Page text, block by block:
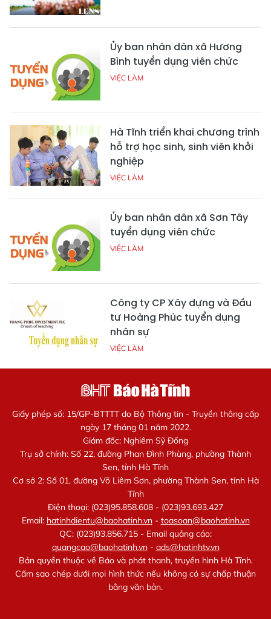
Ủy ban nhân dân xã Hương
Bình tuyển dụng viên chức
VIỆC LÀM
Hà Tĩnh triển khai chương trình
hỗ trợ học sinh, sinh viên khởi
nghiệp
VIỆC LÀM
Ủy ban nhân dân xã Sơn Tây
tuyển dụng viên chức
VIỆC LÀM
Công ty CP Xây dựng và Đầu
tư Hoàng Phúc tuyển dụng
nhân sự
VIỆC LÀM
Giấy phép số: 15/GP-BTTTT do Bộ Thông tin - Truyền thông cấp
ngày 17 tháng 01 năm 2022.
Giám đốc: Nghiêm Sỹ Đống
Trụ sở chính: Số 22, đường Phan Đình Phùng, phường Thành
Sen, tỉnh Hà Tĩnh
Cơ sở 2: Số 01, đường Võ Liêm Sơn, phường Thành Sen, tỉnh Hà
Tĩnh
Điện thoại: (023)95.858.608 - (023)93.693.427
Email: hatinhdientu@baohatinh.vn- toasoan@baohatinh.vn
QC: (023)93.856.715 - Email quảng cáo:
quangcao@baohatinh.vn- ads@hatinhtv.vn
Bản quyền thuộc về Báo và phát thanh, truyền hình Hà Tĩnh.
Cấm sao chép dưới mọi hình thức nếu không có sự chấp thuận
bằng văn bản.